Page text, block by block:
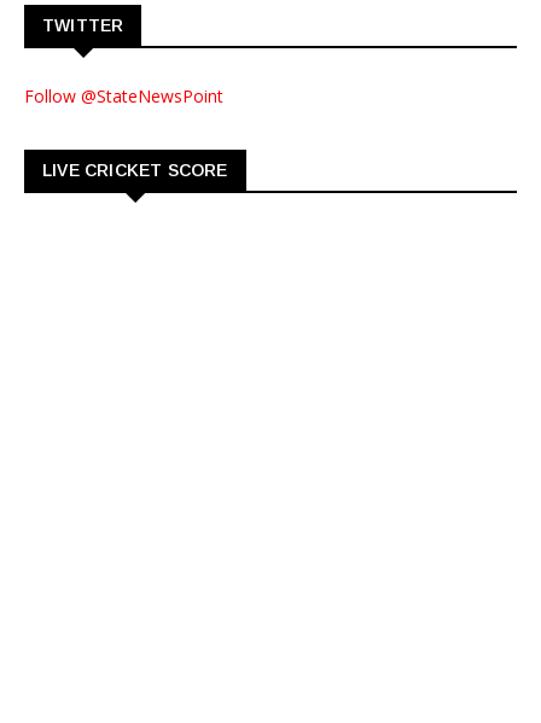
TWITTER
Follow @StateNewsPoint
LIVE CRICKET SCORE